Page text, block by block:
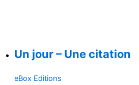
Un jour – Une citation
eBox Editions